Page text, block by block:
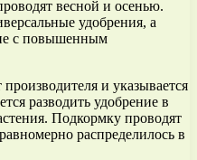
весной и осенью.
удобрения, а
с повышенным
и указывается
разводить удобрение в
Подкормку проводят
распределилось в